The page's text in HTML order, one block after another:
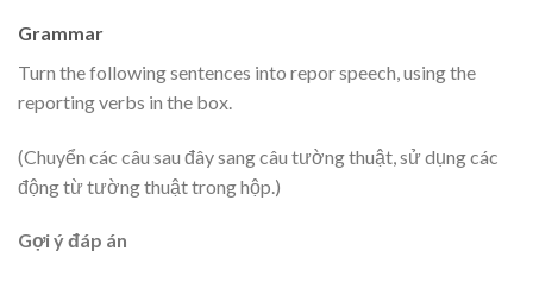
Grammar
Turn the following sentences into repor speech, using the
reporting verbs in the box.
(Chuyển các câu sau đây sang câu tường thuật, sử dụng các
động từ tường thuật trong hộp.)
Gợi ý đáp án